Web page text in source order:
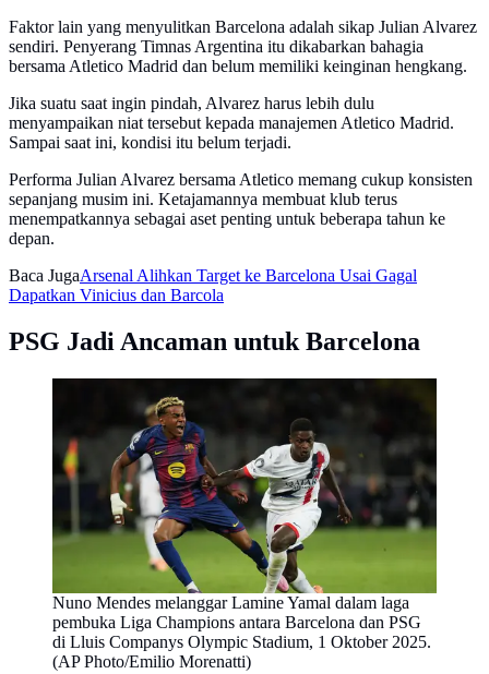
Faktor lain yang menyulitkan Barcelona adalah sikap Julian Alvarez
sendiri. Penyerang Timnas Argentina itu dikabarkan bahagia
bersama Atletico Madrid dan belum memiliki keinginan hengkang.
Jika suatu saat ingin pindah, Alvarez harus lebih dulu
menyampaikan niat tersebut kepada manajemen Atletico Madrid.
Sampai saat ini, kondisi itu belum terjadi.
Performa Julian Alvarez bersama Atletico memang cukup konsisten
sepanjang musim ini. Ketajamannya membuat klub terus
menempatkannya sebagai aset penting untuk beberapa tahun ke
depan.
Baca JugaArsenal Alihkan Target ke Barcelona Usai Gagal
Dapatkan Vinicius dan Barcola
PSG Jadi Ancaman untuk Barcelona
Nuno Mendes melanggar Lamine Yamal dalam laga
pembuka Liga Champions antara Barcelona dan PSG
di Lluis Companys Olympic Stadium, 1 Oktober 2025.
(AP Photo/Emilio Morenatti)